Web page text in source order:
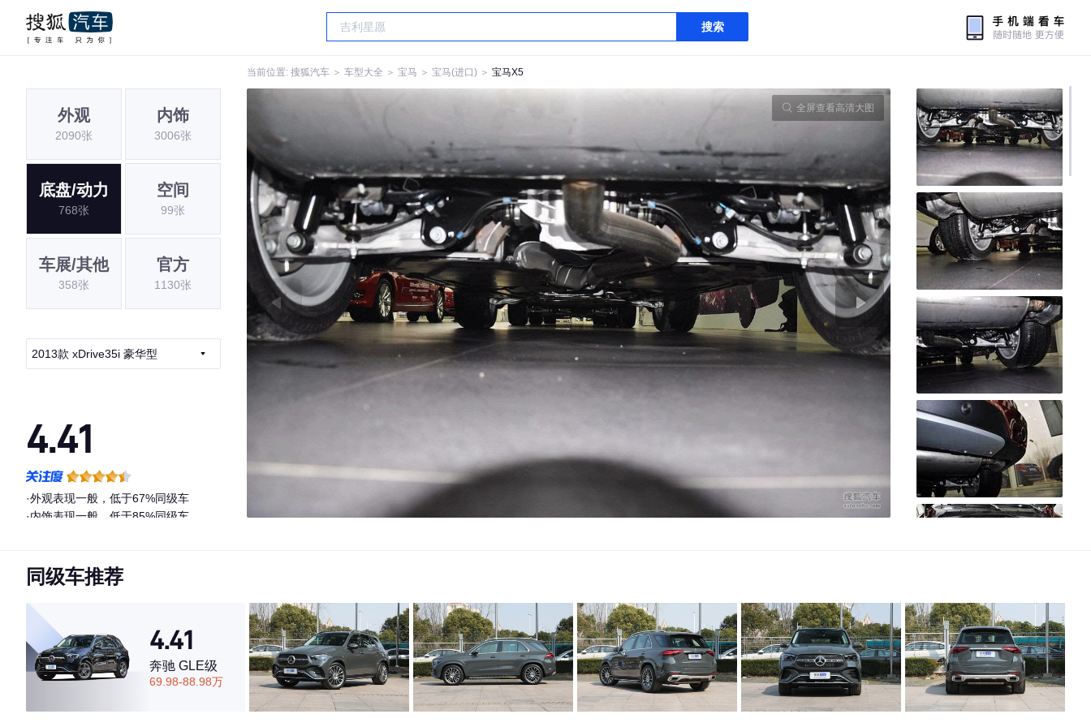
搜索
当前位置: 搜狐汽车 ＞ 车型大全 ＞ 宝马 ＞ 宝马(进口) ＞ 宝马X5
外观
2090张
内饰
3006张
底盘/动力
768张
空间
99张
车展/其他
358张
官方
1130张
2013款 xDrive35i 豪华型
4.41
·外观表现一般，低于67%同级车
·内饰表现一般，低于85%同级车
全屏查看高清大图
同级车推荐
4.41
奔驰 GLE级
69.98-88.98万